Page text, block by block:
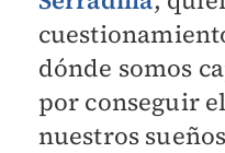
dónde somos
por conseguir
nuestros